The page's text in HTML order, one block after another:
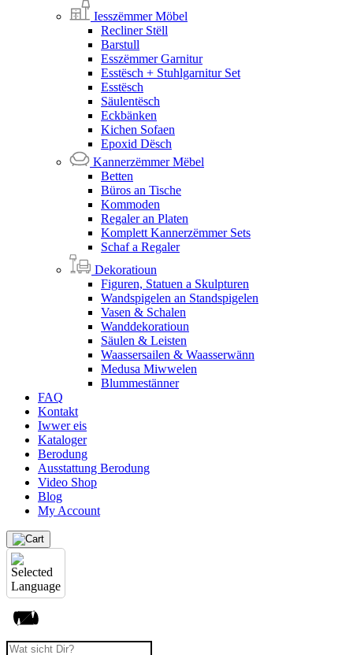
Iesszëmmer Möbel
Recliner Stëll
Barstull
Esszëmmer Garnitur
Esstësch + Stuhlgarnitur Set
Esstësch
Säulentësch
Eckbänken
Kichen Sofaen
Epoxid Dësch
Kannerzëmmer Mëbel
Betten
Büros an Tische
Kommoden
Regaler an Platen
Komplett Kannerzëmmer Sets
Schaf a Regaler
Dekoratioun
Figuren, Statuen a Skulpturen
Wandspigelen an Standspigelen
Vasen & Schalen
Wanddekoratioun
Säulen & Leisten
Waassersailen & Waasserwänn
Medusa Miwwelen
Blummestänner
FAQ
Kontakt
Iwwer eis
Kataloger
Berodung
Ausstattung Berodung
Video Shop
Blog
My Account